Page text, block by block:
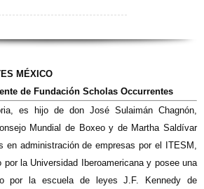
MÉXICO
de Fundación Scholas Occurrentes
es hijo de don José Sulaimán Chagnón,
Mundial de Boxeo y de Martha Saldívar
en administración de empresas por el ITESM,
por la Universidad Iberoamericana y posee una
por la escuela de leyes J.F. Kennedy de